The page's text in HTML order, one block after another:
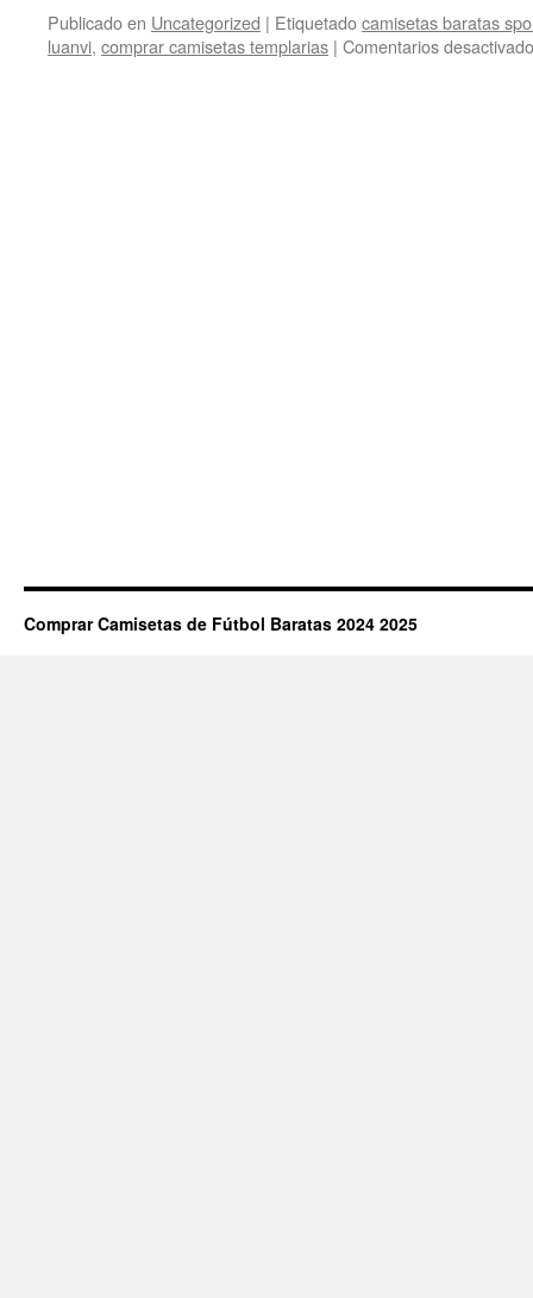
Publicado en Uncategorized | Etiquetadocamisetas baratas
luanvi, comprar camisetas templarias | Comentarios
Comprar Camisetas de Fútbol Baratas 2024 2025